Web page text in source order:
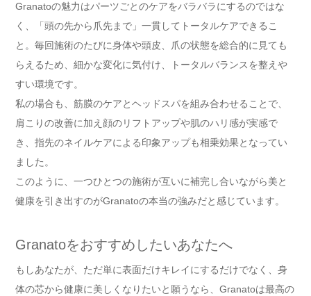
Granatoの魅力はパーツごとのケアをバラバラにするのではな
く、「頭の先から爪先まで」一貫してトータルケアできるこ
と。毎回施術のたびに身体や頭皮、爪の状態を総合的に見ても
らえるため、細かな変化に気付け、トータルバランスを整えや
すい環境です。
私の場合も、筋膜のケアとヘッドスパを組み合わせることで、
肩こりの改善に加え顔のリフトアップや肌のハリ感が実感で
き、指先のネイルケアによる印象アップも相乗効果となってい
ました。
このように、一つひとつの施術が互いに補完し合いながら美と
健康を引き出すのがGranatoの本当の強みだと感じています。
Granatoをおすすめしたいあなたへ
もしあなたが、ただ単に表面だけキレイにするだけでなく、身
体の芯から健康に美しくなりたいと願うなら、Granatoは最高の